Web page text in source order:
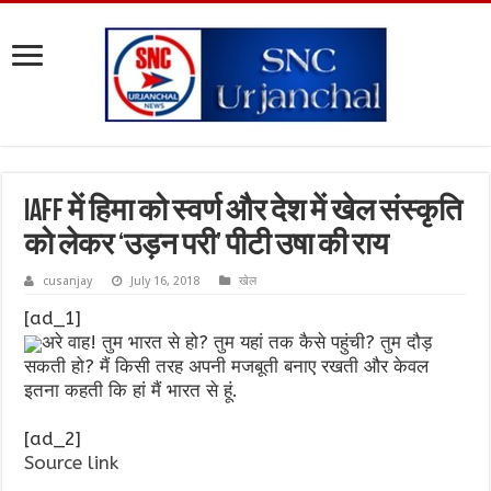
IAFF में हिमा को स्वर्ण और देश में खेल संस्कृति
को लेकर ‘उड़न परी’ पीटी उषा की राय
cusanjay July 16, 2018 खेल
[ad_1]
अरे वाह! तुम भारत से हो? तुम यहां तक कैसे पहुंची? तुम दौड़
सकती हो? मैं किसी तरह अपनी मजबूती बनाए रखती और केवल
इतना कहती कि हां मैं भारत से हूं.
[ad_2]
Source link